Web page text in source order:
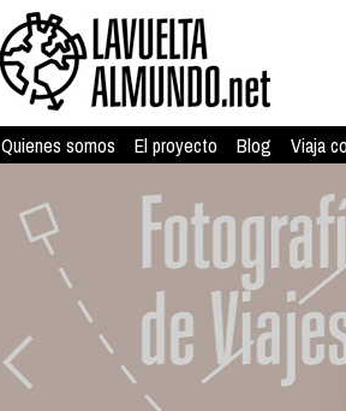
Quienes somos El proyecto Blog Viaja